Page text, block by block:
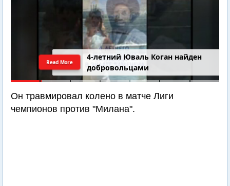
4-летний Юваль Коган найден
добровольцами
Read More
Он травмировал колено в матче Лиги
чемпионов против "Милана".